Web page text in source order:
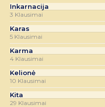
Inkarnacija
3 Klausimai
Karas
5 Klausimai
Karma
4 Klausimai
Kelionė
10 Klausimai
Kita
29 Klausimai